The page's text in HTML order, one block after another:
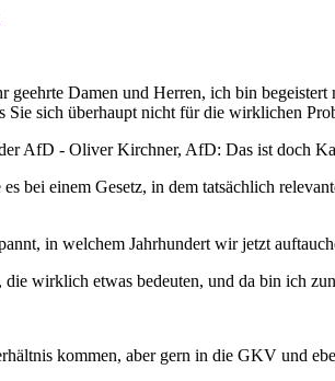
geehrte Damen und Herren, ich bin
Sie sich überhaupt nicht für die wirklichen
AfD - Oliver Kirchner, AfD: Das ist doch
bei einem Gesetz, in dem tatsächlich
in welchem Jahrhundert wir jetzt
wirklich etwas bedeuten, und da bin ich
kommen, aber gern in die GKV und